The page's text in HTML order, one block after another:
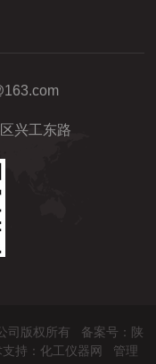
兴工东路
司版权所有 备案号：陕
持： 化工仪器网
管理